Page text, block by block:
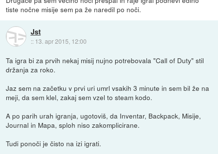
tiste nočne misije sem pa že naredil po noči.
Jst
:: 13. apr 2015, 12:00
Ta igra bi za prvih nekaj misij nujno potrebovala "Call of Duty" stil
držanja za roko.
Jaz sem na začetku v prvi uri umrl vsakih 3 minute in sem bil že na
meji, da sem klel, zakaj sem vzel to steam kodo.
A po parih urah igranja, ugotoviš, da Inventar, Backpack, Misije,
Journal in Mapa, sploh niso zakomplicirane.
Tudi ponoči je čisto na izi igrati.